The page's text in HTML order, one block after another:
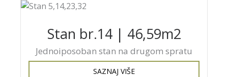
Stan br.14 | 46,59m2
Jednoiposoban stan na drugom spratu
SAZNAJ VIŠE